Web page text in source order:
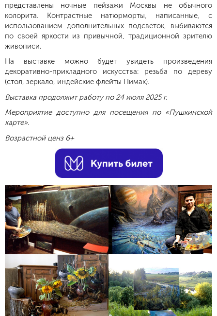
представлены ночные пейзажи Москвы не обычного
колорита. Контрастные натюрморты, написанные, с
использованием дополнительных подсветок, выбиваются
по своей яркости из привычной, традиционной зрителю
живописи.
На выставке можно будет увидеть произведения
декоративно-прикладного искусства: резьба по дереву
(стол, зеркало, индейские флейты Пимак).
Выставка продолжит работу по 24 июля 2025 г.
Мероприятие доступно для посещения по «Пушкинской
карте».
Возрастной ценз 6+